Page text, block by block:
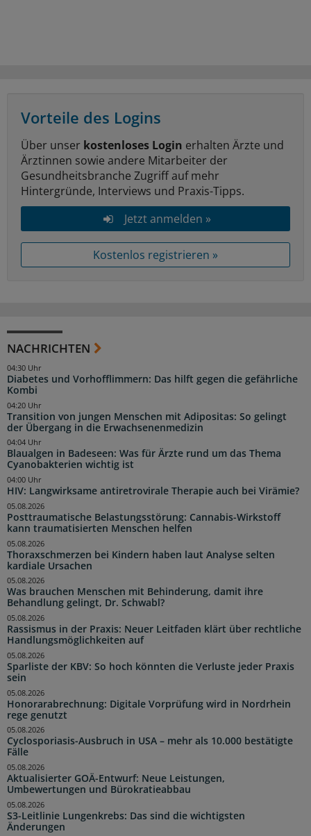
Vorteile des Logins
Über unser kostenloses Login erhalten Ärzte und
Ärztinnen sowie andere Mitarbeiter der
Gesundheitsbranche Zugriff auf mehr
Hintergründe, Interviews und Praxis-Tipps.
Jetzt anmelden »
Kostenlos registrieren »
NACHRICHTEN
Diabetes und Vorhofflimmern: Das hilft gegen die gefährliche
Kombi
04:30 Uhr
Transition von jungen Menschen mit Adipositas: So gelingt
der Übergang in die Erwachsenenmedizin
04:20 Uhr
Blaualgen in Badeseen: Was für Ärzte rund um das Thema
Cyanobakterien wichtig ist
04:04 Uhr
HIV: Langwirksame antiretrovirale Therapie auch bei Virämie?
04:00 Uhr
Posttraumatische Belastungsstörung: Cannabis-Wirkstoff
kann traumatisierten Menschen helfen
05.08.2026
Thoraxschmerzen bei Kindern haben laut Analyse selten
kardiale Ursachen
05.08.2026
Was brauchen Menschen mit Behinderung, damit ihre
Behandlung gelingt, Dr. Schwabl?
05.08.2026
Rassismus in der Praxis: Neuer Leitfaden klärt über rechtliche
Handlungsmöglichkeiten auf
05.08.2026
Sparliste der KBV: So hoch könnten die Verluste jeder Praxis
sein
05.08.2026
Honorarabrechnung: Digitale Vorprüfung wird in Nordrhein
rege genutzt
05.08.2026
Cyclosporiasis-Ausbruch in USA – mehr als 10.000 bestätigte
Fälle
05.08.2026
Aktualisierter GOÄ-Entwurf: Neue Leistungen,
Umbewertungen und Bürokratieabbau
05.08.2026
S3-Leitlinie Lungenkrebs: Das sind die wichtigsten
Änderungen
05.08.2026